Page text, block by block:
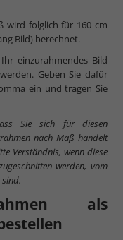
wird folglich für 160 cm
Bild) berechnet.
einzurahmendes Bild
Geben Sie dafür
ein und tragen Sie
Sie sich für diesen
nach Maß handelt
Verständnis, wenn diese
werden, vom
als